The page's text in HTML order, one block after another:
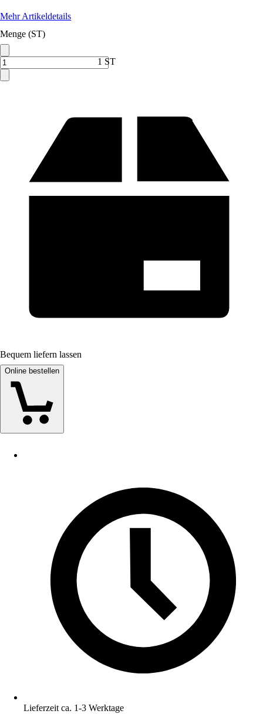
Mehr Artikeldetails
Menge (ST)
1 ST
Bequem liefern lassen
Online bestellen
Lieferzeit ca. 1-3 Werktage